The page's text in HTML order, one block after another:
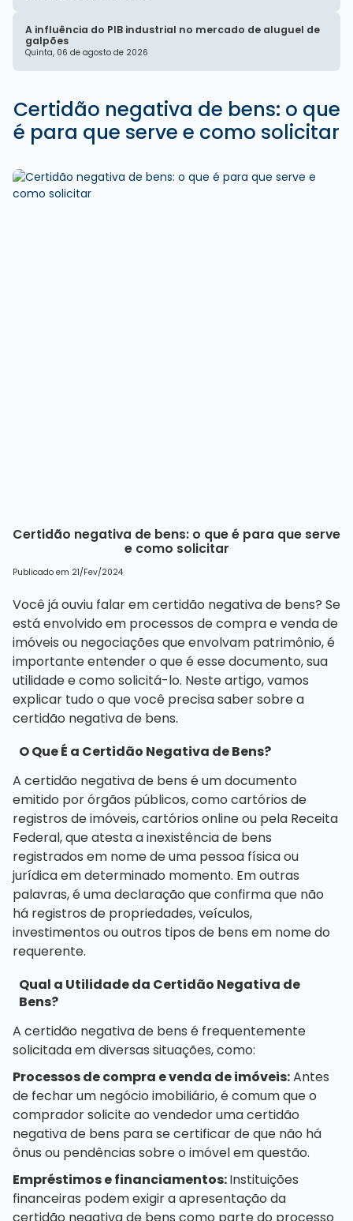
A influência do PIB industrial no mercado de aluguel de
galpões
Quinta, 06 de agosto de 2026
Certidão negativa de bens: o que
é para que serve e como solicitar
Certidão negativa de bens: o que é para que serve
e como solicitar
Publicado em 21/Fev/2024
Você já ouviu falar em certidão negativa de bens? Se
está envolvido em processos de compra e venda de
imóveis ou negociações que envolvam patrimônio, é
importante entender o que é esse documento, sua
utilidade e como solicitá-lo. Neste artigo, vamos
explicar tudo o que você precisa saber sobre a
certidão negativa de bens.
O Que É a Certidão Negativa de Bens?
A certidão negativa de bens é um documento
emitido por órgãos públicos, como cartórios de
registros de imóveis, cartórios online ou pela Receita
Federal, que atesta a inexistência de bens
registrados em nome de uma pessoa física ou
jurídica em determinado momento. Em outras
palavras, é uma declaração que confirma que não
há registros de propriedades, veículos,
investimentos ou outros tipos de bens em nome do
requerente.
Qual a Utilidade da Certidão Negativa de
Bens?
A certidão negativa de bens é frequentemente
solicitada em diversas situações, como:
Processos de compra e venda de imóveis:Antes
de fechar um negócio imobiliário, é comum que o
comprador solicite ao vendedor uma certidão
negativa de bens para se certificar de que não há
ônus ou pendências sobre o imóvel em questão.
Empréstimos e financiamentos:Instituições
financeiras podem exigir a apresentação da